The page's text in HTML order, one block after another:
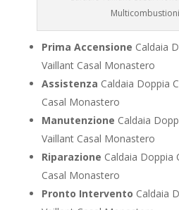
Prima Accensione Caldaia
Vaillant Casal Monastero
Assistenza Caldaia Doppia
Casal Monastero
Manutenzione Caldaia
Vaillant Casal Monastero
Riparazione Caldaia Doppia
Casal Monastero
Pronto Intervento Caldaia